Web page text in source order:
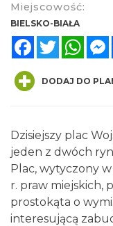
Miejscowość:
BIELSKO-BIAŁA
FacebookTwitter
DODAJ DO
Dzisiejszy plac
jeden z dwóch
Plac, wytyczony w
r. praw miejskich,
prostokąta o
interesującą